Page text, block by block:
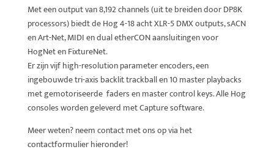
Met een output van 8,192 channels (uit te breiden door DP8K
processors) biedt de Hog 4-18 acht XLR-5 DMX outputs, sACN
en Art-Net, MIDI en dual etherCON aansluitingen voor
HogNet en FixtureNet.
Er zijn vijf high-resolution parameter encoders, een
ingebouwde tri-axis backlit trackball en 10 master playbacks
met gemotoriseerde faders en master control keys. Alle Hog
consoles worden geleverd met Capture software.
Meer weten? neem contact met ons op via het
contactformulier hieronder!